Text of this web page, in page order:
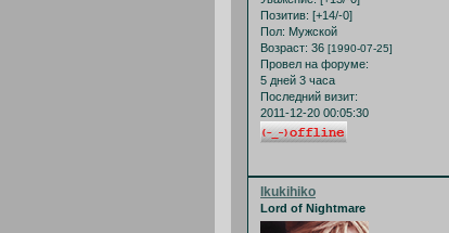
Позитив: [+14/-0]
Пол: Мужской
Возраст: 36 [1990-07-25]
Провел на форуме:
5 дней 3 часа
Последний визит:
2011-12-20 00:05:30
Ikukihiko
Lord of Nightmare